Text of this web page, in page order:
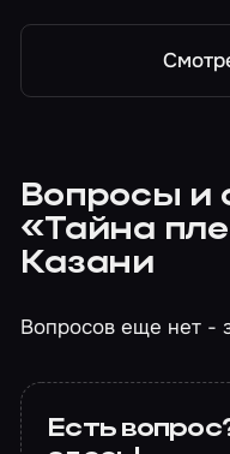
Вопросы и
«Тайна
Казани
Вопросов еще нет -
Есть